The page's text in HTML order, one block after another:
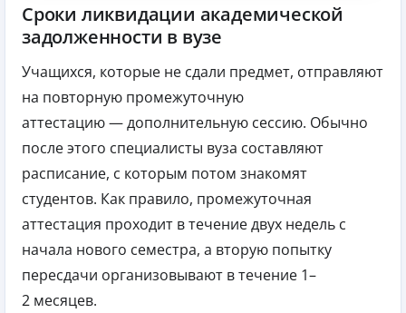
Сроки ликвидации академической
задолженности в вузе
Учащихся, которые не сдали предмет, отправляют
на повторную промежуточную
аттестацию — дополнительную сессию. Обычно
после этого специалисты вуза составляют
расписание, с которым потом знакомят
студентов. Как правило, промежуточная
аттестация проходит в течение двух недель с
начала нового семестра, а вторую попытку
пересдачи организовывают в течение 1–
2 месяцев.